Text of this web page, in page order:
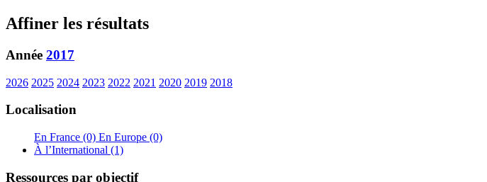
Affiner les résultats
Année 2017
2026 2025 2024 2023 2022 2021 2020 2019 2018
Localisation
En France (0) En Europe (0)
À l’International (1)
Ressources par objectif